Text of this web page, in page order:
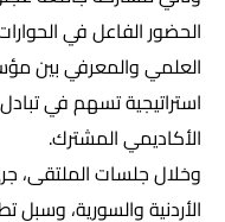
الحضور الفاعل في
العلمي والمعرفي بين
استراتيجية تسهم في
الأكاديمي المشترك.
وخلال جلسات الملتقى،
الأردنية والسورية، وسبل